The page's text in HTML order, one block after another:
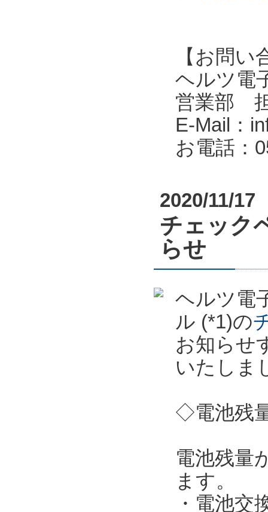
【お問い
ヘルツ電
営業部
E-Mail：
お電話：
2020/11/17
チェック
らせ
ヘルツ電
ル (*1)の
お知らせ
いたしま
◇電池残
電池残量
ます。
・電池